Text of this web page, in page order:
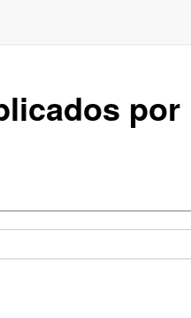
por